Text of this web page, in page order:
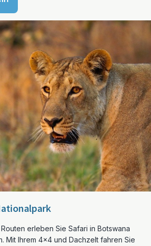
erleben Sie Safari in Botswana
Mit Ihrem 4×4 und Dachzelt fahren Sie